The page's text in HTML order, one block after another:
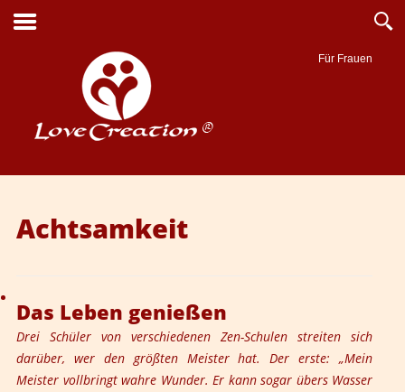
Für Frauen
Suche
Achtsamkeit
Das Leben genießen
Drei Schüler von verschiedenen Zen-Schulen streiten sich
darüber, wer den größten Meister hat. Der erste: „Mein
Meister vollbringt wahre Wunder. Er kann sogar übers Wasser